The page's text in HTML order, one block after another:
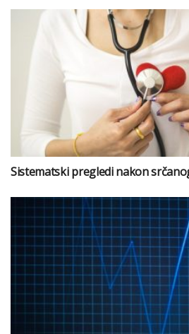
Sistematski pregledi nakon